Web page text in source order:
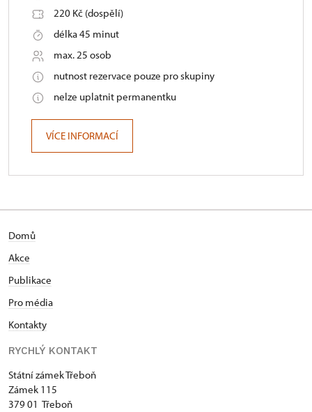
220 Kč (dospělí)
délka 45 minut
max. 25 osob
nutnost rezervace pouze pro skupiny
nelze uplatnit permanentku
VÍCE INFORMACÍ
Domů
Akce
Publikace
Pro média
Kontakty
RYCHLÝ KONTAKT
Státní zámek Třeboň
Zámek 115
379 01 Třeboň